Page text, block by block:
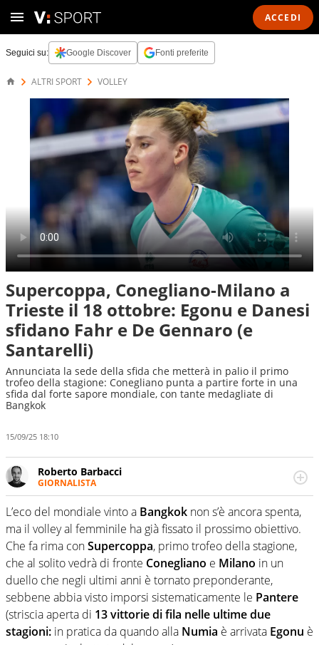
ACCEDI
Seguici su: Google Discover Fonti preferite
ALTRI SPORT VOLLEY
Supercoppa, Conegliano-Milano a
Trieste il 18 ottobre: Egonu e Danesi
sfidano Fahr e De Gennaro (e
Santarelli)
Annunciata la sede della sfida che metterà in palio il primo
trofeo della stagione: Conegliano punta a partire forte in una
sfida dal forte sapore mondiale, con tante medagliate di
Bangkok
15/09/25 18:10
Roberto Barbacci
GIORNALISTA
Giornalista (pubblicista) sportivo a tutto campo, è il
tuttologo di Virgilio Sport. Provate a chiedergli di boxe, di
scherma, di volley o di curling: ve ne farà innamorare
L’eco del mondiale vinto a Bangkok non s’è ancora spenta,
ma il volley al femminile ha già fissato il prossimo obiettivo.
Che fa rima conSupercoppa, primo trofeo della stagione,
che al solito vedrà di fronte Conegliano e Milano in un
duello che negli ultimi anni è tornato preponderante,
sebbene abbia visto imporsi sistematicamente le Pantere
(striscia aperta di 13 vittorie di fila nelle ultime due
stagioni: in pratica da quando alla Numia è arrivata Egonu è